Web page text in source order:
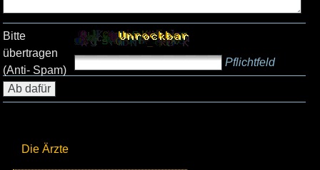
Die Ärzte
Bitte
übertragen
(Anti- Spam)
Pflichtfeld